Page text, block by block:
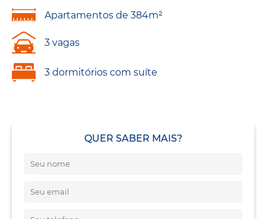
Apartamentos de 384m²
3 vagas
3 dormitórios com suíte
QUER SABER MAIS?